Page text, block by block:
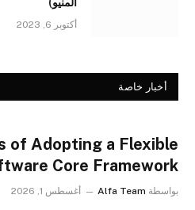
أكتوبر 6, 2023
أخبار خاصة
of Adopting a Flexible
Core Framework
بواسطة Alfa Team أغسطس 1, 2026